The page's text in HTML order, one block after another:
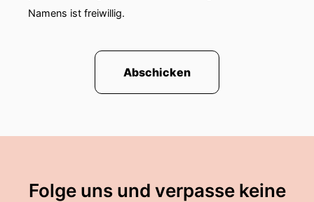
Namens ist freiwillig.
Abschicken
Folge uns und verpasse keine